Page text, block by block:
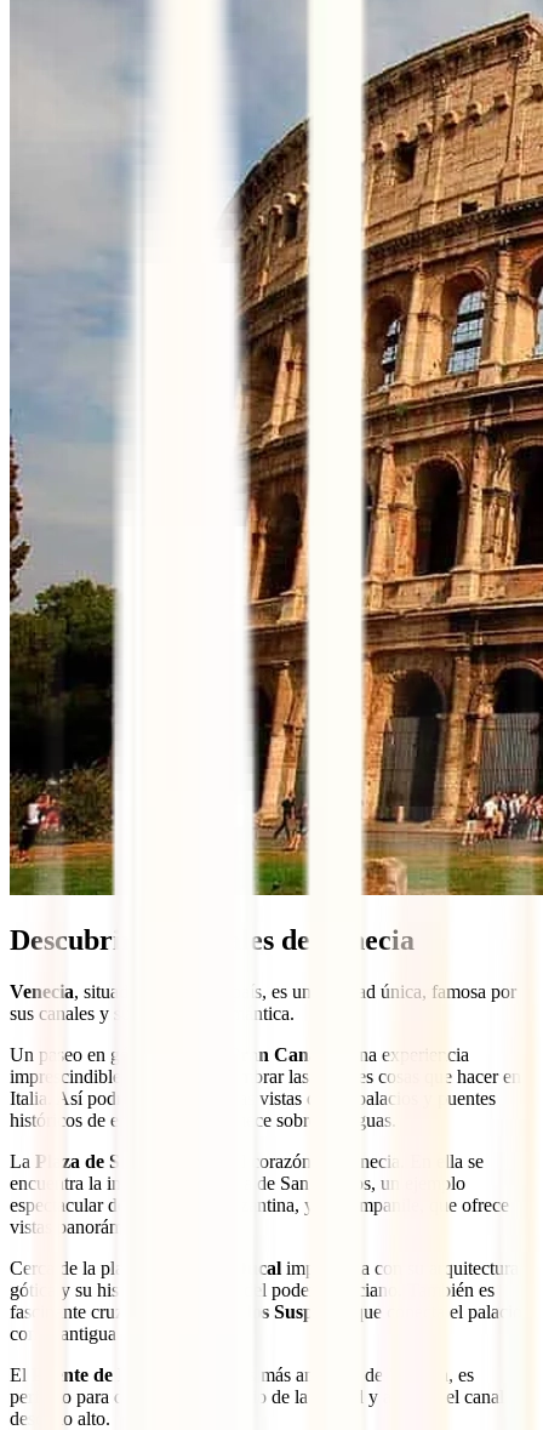
Descubrir los canales de Venecia
Venecia, situada al norte del país, es una ciudad única, famosa por
sus canales y su atmósfera romántica.
Un paseo en góndola por el
Gran Canal
es una experiencia
imprescindible a la hora de nombrar las mejores cosas que hacer en
Italia. Así podrás disfrutar de las vistas de los palacios y puentes
históricos de esa urbe que se mece sobre las aguas.
La Plaza de San Marcos
es el corazón de Venecia. En ella se
encuentra la imponente Basílica de San Marcos, un ejemplo
espectacular de arquitectura bizantina, y el Campanile, que ofrece
vistas panorámicas.
Cerca de la plaza, el
Palacio Ducal impresiona con su arquitectura
gótica y su historia como sede del poder veneciano. También es
fascinante cruzar el
Puente de los Suspiros
, que conecta el palacio
con la antigua prisión.
El
Puente de Rialto
, uno de los más antiguos de Venecia, es
perfecto para disfrutar del bullicio de la ciudad y admirar el canal
desde lo alto.